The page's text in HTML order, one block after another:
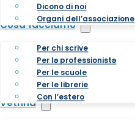
Dicono di noi
Organi dell’associazione
Cosa facciamo
Per chi scrive
Per lə professionistə
Per le scuole
Per le librerie
Con l’estero
Vetrina